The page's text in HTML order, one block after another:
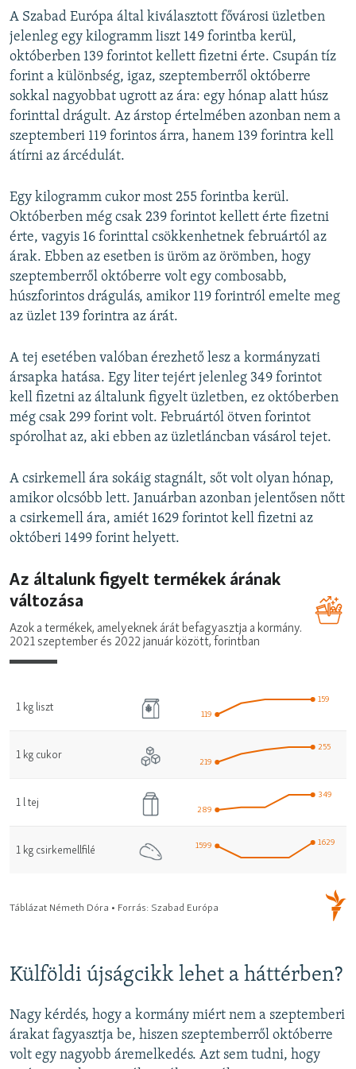
A Szabad Európa által kiválasztott fővárosi üzletben
jelenleg egy kilogramm liszt 149 forintba kerül,
októberben 139 forintot kellett fizetni érte. Csupán tíz
forint a különbség, igaz, szeptemberről októberre
sokkal nagyobbat ugrott az ára: egy hónap alatt húsz
forinttal drágult. Az árstop értelmében azonban nem a
szeptemberi 119 forintos árra, hanem 139 forintra kell
átírni az árcédulát.
Egy kilogramm cukor most 255 forintba kerül.
Októberben még csak 239 forintot kellett érte fizetni
érte, vagyis 16 forinttal csökkenhetnek februártól az
árak. Ebben az esetben is üröm az örömben, hogy
szeptemberről októberre volt egy combosabb,
húszforintos drágulás, amikor 119 forintról emelte meg
az üzlet 139 forintra az árát.
A tej esetében valóban érezhető lesz a kormányzati
ársapka hatása. Egy liter tejért jelenleg 349 forintot
kell fizetni az általunk figyelt üzletben, ez októberben
még csak 299 forint volt. Februártól ötven forintot
spórolhat az, aki ebben az üzletláncban vásárol tejet.
A csirkemell ára sokáig stagnált, sőt volt olyan hónap,
amikor olcsóbb lett. Januárban azonban jelentősen nőtt
a csirkemell ára, amiét 1629 forintot kell fizetni az
októberi 1499 forint helyett.
Külföldi újságcikk lehet a háttérben?
Nagy kérdés, hogy a kormány miért nem a szeptemberi
árakat fagyasztja be, hiszen szeptemberről októberre
volt egy nagyobb áremelkedés. Azt sem tudni, hogy